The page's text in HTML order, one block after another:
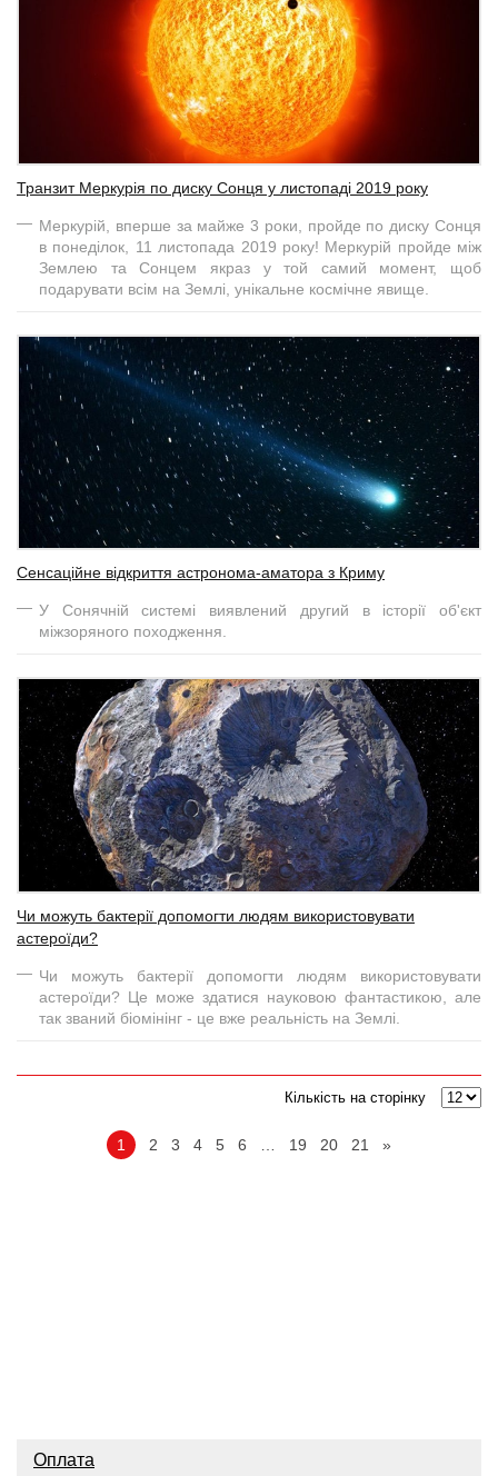
Оплата
Транзит Меркурія по диску Сонця у листопаді 2019 року
Меркурій, вперше за майже 3 роки, пройде по диску Сонця
в понеділок, 11 листопада 2019 року! Меркурій пройде між
Землею та Сонцем якраз у той самий момент, щоб
подарувати всім на Землі, унікальне космічне явище.
Сенсаційне відкриття астронома-аматора з Криму
У Сонячній системі виявлений другий в історії об'єкт
міжзоряного походження.
Чи можуть бактерії допомогти людям використовувати
астероїди?
Чи можуть бактерії допомогти людям використовувати
астероїди? Це може здатися науковою фантастикою, але
так званий біомінінг - це вже реальність на Землі.
Кількість на сторінку
1 2 3 4 5 6 19 20 21 »